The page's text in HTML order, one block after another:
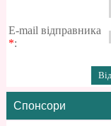
E-mail відправника
*:
Спонсори